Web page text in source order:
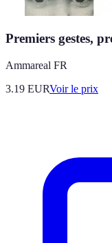
Premiers gestes,
Ammareal FR
3.19 EURVoir le prix